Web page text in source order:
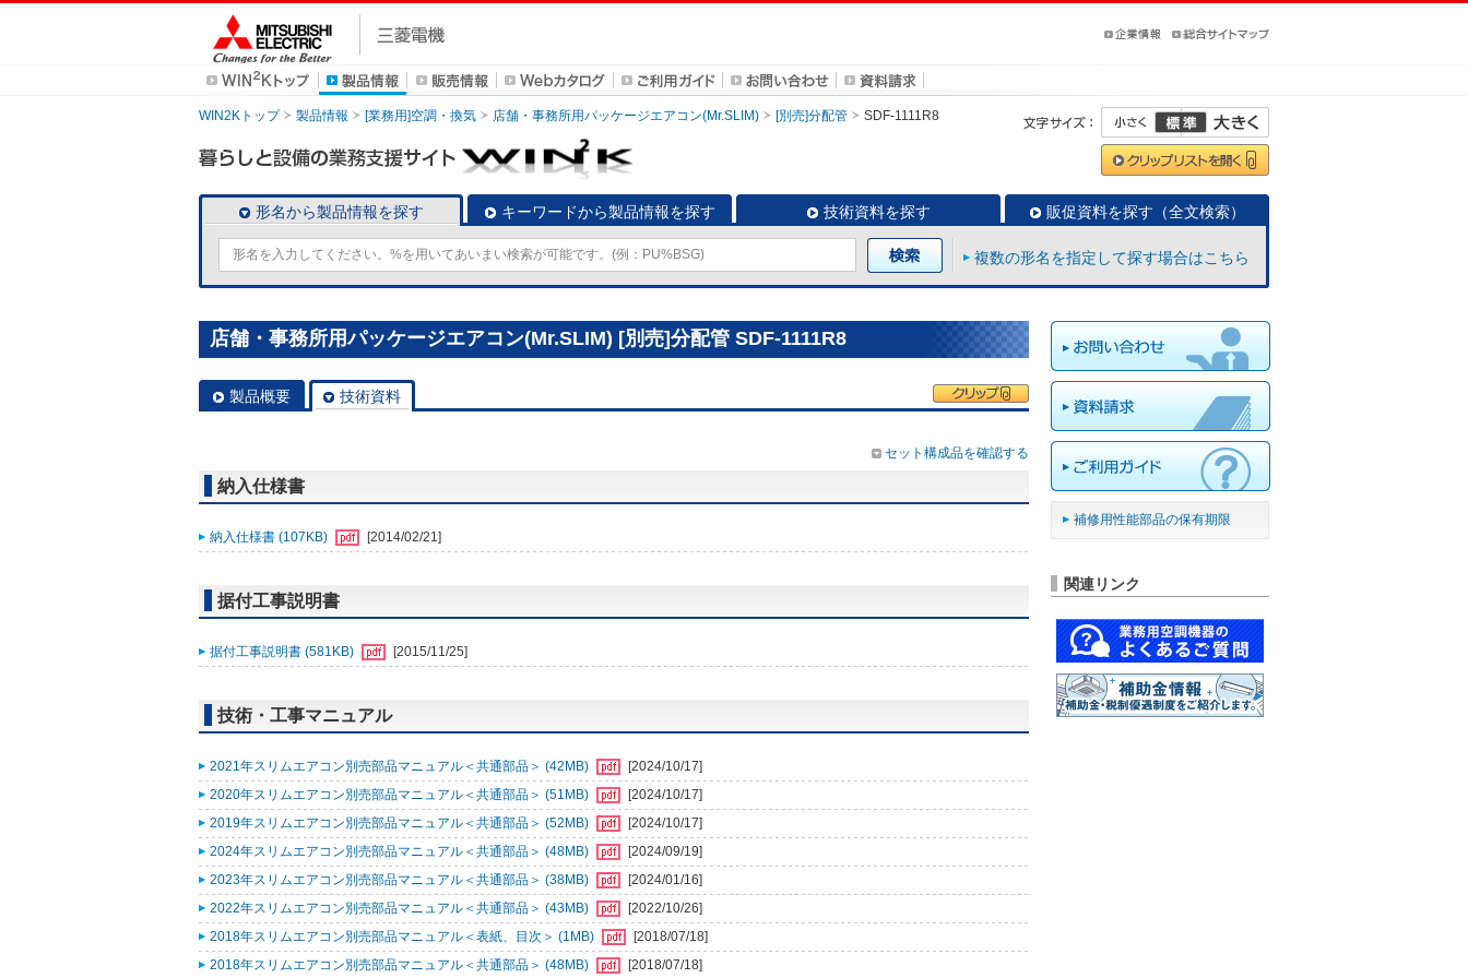
WIN2Kトップ 製品情報 [業務用]空調・換気 店舗・事務所用パッケージエアコン(Mr.SLIM) [別売]分配管 SDF-1111R8
形名から製品情報を探す キーワードから製品情報を探す 技術資料を探す 販促資料を探す（全文検索）
複数の形名を指定して探す場合はこちら
店舗・事務所用パッケージエアコン(Mr.SLIM) [別売]分配管 SDF-1111R8
製品概要 技術資料
セット構成品を確認する
納入仕様書
納入仕様書 (107KB) [2014/02/21]
据付工事説明書
据付工事説明書 (581KB) [2015/11/25]
技術・工事マニュアル
2021年スリムエアコン別売部品マニュアル＜共通部品＞ (42MB)
[2024/10/17]
2020年スリムエアコン別売部品マニュアル＜共通部品＞ (51MB)
[2024/10/17]
2019年スリムエアコン別売部品マニュアル＜共通部品＞ (52MB)
[2024/10/17]
2024年スリムエアコン別売部品マニュアル＜共通部品＞ (48MB)
[2024/09/19]
2023年スリムエアコン別売部品マニュアル＜共通部品＞ (38MB)
[2024/01/16]
2022年スリムエアコン別売部品マニュアル＜共通部品＞ (43MB)
[2022/10/26]
2018年スリムエアコン別売部品マニュアル＜表紙、目次＞ (1MB)
[2018/07/18]
2018年スリムエアコン別売部品マニュアル＜共通部品＞ (48MB)
[2018/07/18]
補修用性能部品の保有期限
関連リンク